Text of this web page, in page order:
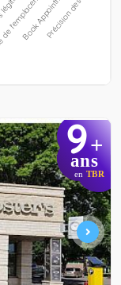
9+
ans
en TBR